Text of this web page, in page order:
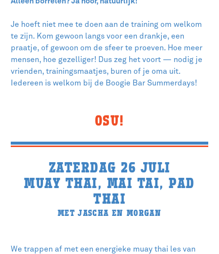
Je hoeft niet mee te doen aan de training om welkom
te zijn. Kom gewoon langs voor een drankje, een
praatje, of gewoon om de sfeer te proeven. Hoe meer
mensen, hoe gezelliger! Dus zeg het voort — nodig je
vrienden, trainingsmaatjes, buren of je oma uit.
Iedereen is welkom bij de Boogie Bar Summerdays!
OSU!
ZATERDAG 26 JULI
MUAY THAI, MAI TAI, PAD
THAI
MET JASCHA EN MORGAN
We trappen af met een energieke muay thai les van